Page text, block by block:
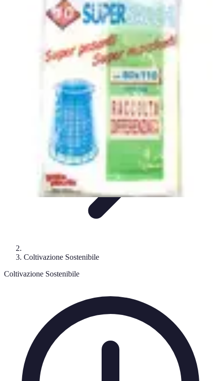
Coltiva il Tuo Giardino
Coltivazione SostenibilePiante Aromatiche Tecniche di
ColtivazioneGiardinaggio Sostenibile
Coltiva il Tuo Giardino
Coltivazione Sostenibile
Coltivazione Sostenibile